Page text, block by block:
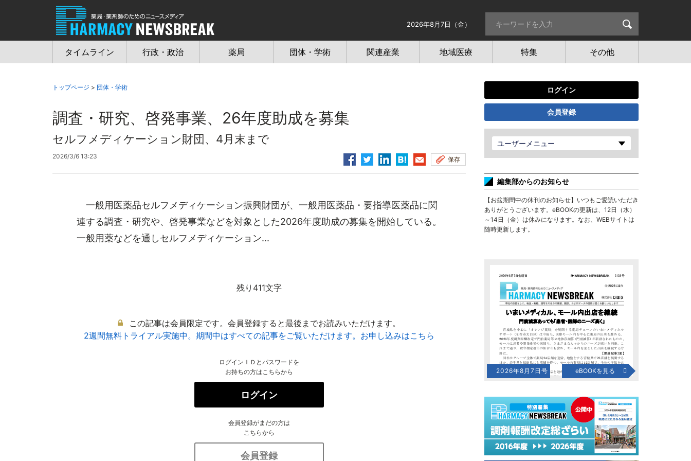
2026年8月7日（金）
タイムライン 行政・政治 薬局 団体・学術 関連産業 地域医療 特集 その他
トップページ > 団体・学術
調査・研究、啓発事業、26年度助成を募集
セルフメディケーション財団、4月末まで
2026/3/6 13:23 保存
一般用医薬品セルフメディケーション振興財団が、一般用医薬品・要指導医薬品に関
連する調査・研究や、啓発事業などを対象とした2026年度助成の募集を開始している。
一般用薬などを通しセルフメディケーション...
残り411文字
この記事は会員限定です。会員登録すると最後までお読みいただけます。
2週間無料トライアル実施中。期間中はすべての記事をご覧いただけます。お申し込みはこちら
ログインＩＤとパスワードを
お持ちの方はこちらから
ログイン
会員登録がまだの方は
こちらから
会員登録
ログイン
会員登録
ユーザーメニュー
編集部からのお知らせ
【お盆期間中の休刊のお知らせ】いつもご愛読いただき
ありがとうございます。eBOOKの更新は、12日（水）
～14日（金）は休みになります。なお、WEBサイトは
随時更新します。
2026年8月7日号 eBOOKを見る